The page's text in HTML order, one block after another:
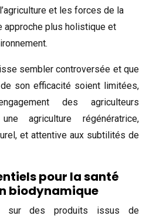
et les forces de la
approche plus holistique et
sembler controversée et que
son efficacité soient limitées,
des agriculteurs
agriculture régénératrice,
et attentive aux subtilités de
pour la santé
biodynamique
sur des produits issus de